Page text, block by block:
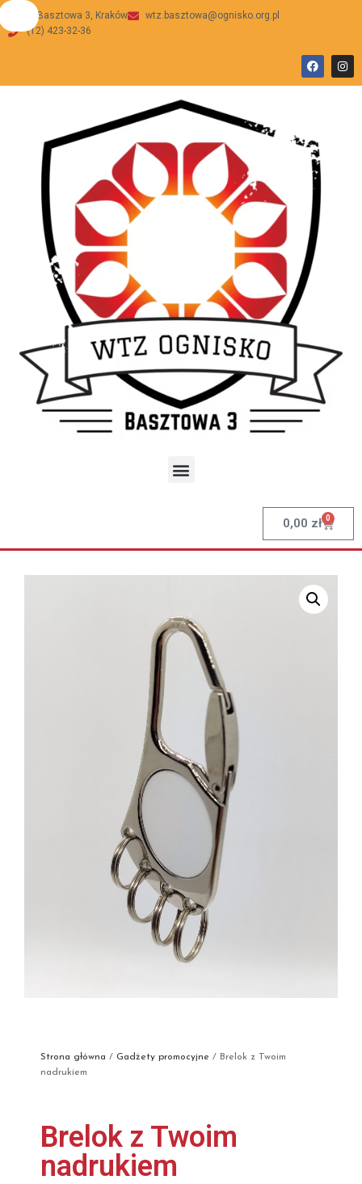
ul Basztowa 3, Kraków
wtz.basztowa@ognisko.org.pl
(12) 423-32-36
0,00 zł 0
Strona główna / Gadżety promocyjne / Brelok z Twoim
nadrukiem
Brelok z Twoim
nadrukiem